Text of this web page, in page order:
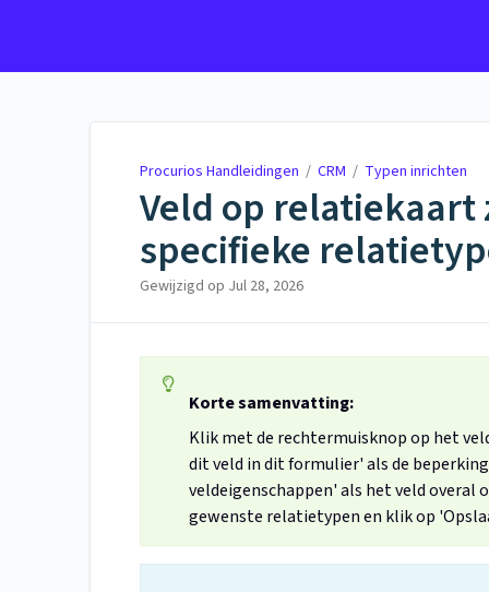
Procurios Handleidingen / CRM / Typen inrichten
Veld op
specifieke
Gewijzigd op Jul 28, 2026
Korte samenvatting:
Klik met de rechtermuisknop op het
dit veld in dit formulier' als de
veldeigenschappen' als het veld
gewenste relatietypen en klik op